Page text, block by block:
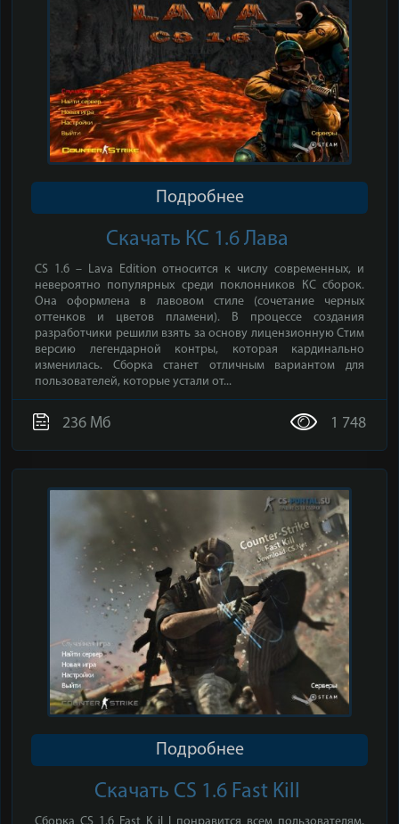
Скачать КС 1.6 Лава
CS 1.6 – Lava Edition относится к числу современных, и
невероятно популярных среди поклонников КС сборок.
Она оформлена в лавовом стиле (сочетание черных
оттенков и цветов пламени). В процессе создания
разработчики решили взять за основу лицензионную Стим
версию легендарной контры, которая кардинально
изменилась. Сборка станет отличным вариантом для
пользователей, которые устали от...
236 Мб 1 748
Подробнее
Скачать CS 1.6 Fast Kill
Подробнее